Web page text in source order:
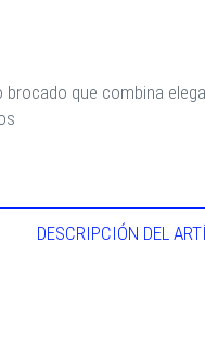
brocado que combina
DESCRIPCIÓN DEL